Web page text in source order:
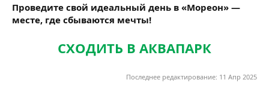
Проведите свой идеальный день в «Мореон» —
месте, где сбываются мечты!
СХОДИТЬ В АКВАПАРК
Последнее редактирование: 11 Апр 2025